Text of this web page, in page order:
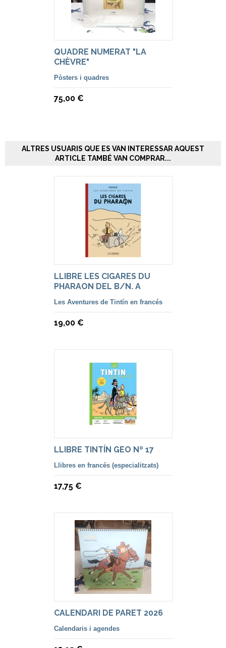
QUADRE NUMERAT "LA
CHÈVRE"
Pòsters i quadres
75,00 €
ALTRES USUARIS QUE ES VAN INTERESSAR AQUEST
ARTICLE TAMBÉ VAN COMPRAR...
LLIBRE LES CIGARES DU
PHARAON DEL B/N. A
Les Aventures de Tintín en francés
19,00 €
LLIBRE TINTÍN GEO Nº 17
Llibres en francés (especialitzats)
17,75 €
CALENDARI DE PARET 2026
Calendaris i agendes